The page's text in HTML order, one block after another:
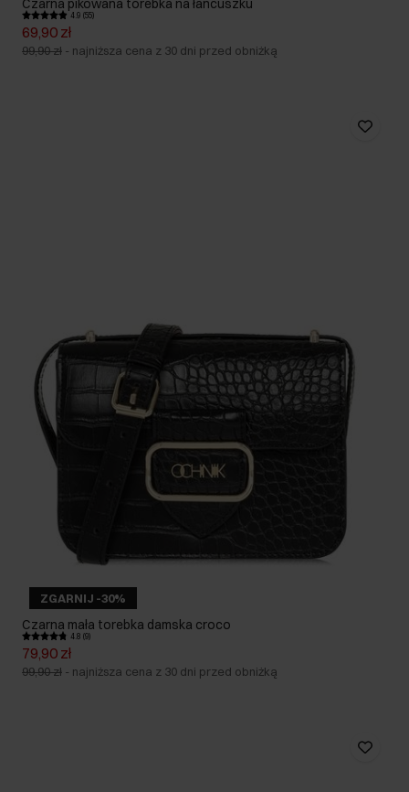
Czarna pikowana torebka na łańcuszku
4.9 (55)
69,90 zł
99,90 zł - najniższa cena z 30 dni przed obniżką
ZGARNIJ -30%
Czarna mała torebka damska croco
4.8 (9)
79,90 zł
99,90 zł - najniższa cena z 30 dni przed obniżką